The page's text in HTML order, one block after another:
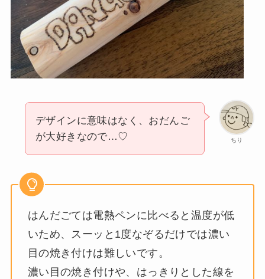
ちり
デザインに意味はなく、おだんご
が大好きなので…♡
はんだごては電熱ペンに比べると温度が低
いため、スーッと1度なぞるだけでは濃い
目の焼き付けは難しいです。
濃い目の焼き付けや、はっきりとした線を